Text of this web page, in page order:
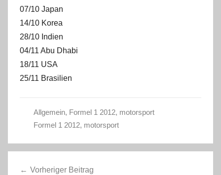
07/10 Japan
14/10 Korea
28/10 Indien
04/11 Abu Dhabi
18/11 USA
25/11 Brasilien
Allgemein, Formel 1 2012, motorsport
Formel 1 2012, motorsport
Vorheriger Beitrag